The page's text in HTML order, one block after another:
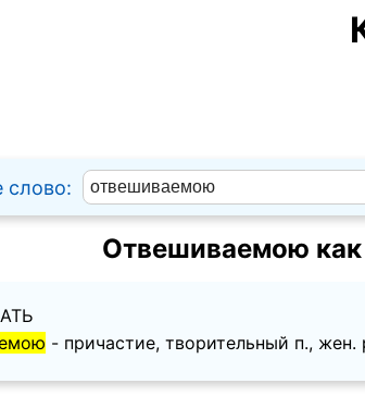
слово:
Отвешиваемою
- причастие, творительный п., жен.